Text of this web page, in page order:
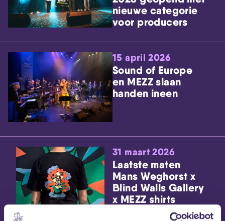
nieuwe categorie
voor producers
15 april 2026
Sound of Europe
en MEZZ slaan
handen ineen
31 maart 2026
Laatste maten
Mans Weghorst x
Blind Walls Gallery
x MEZZ shirts